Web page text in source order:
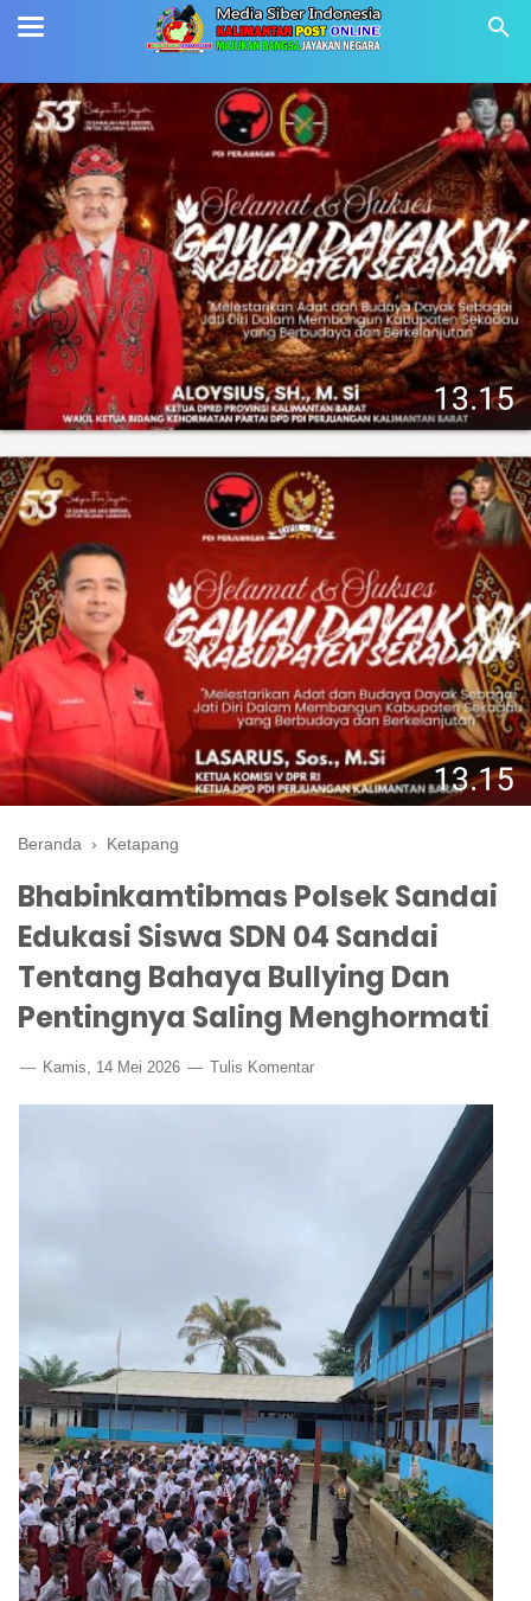
Beranda › Ketapang
Bhabinkamtibmas Polsek Sandai
Edukasi Siswa SDN 04 Sandai
Tentang Bahaya Bullying Dan
Pentingnya Saling Menghormati
Kamis, 14 Mei 2026 Tulis Komentar